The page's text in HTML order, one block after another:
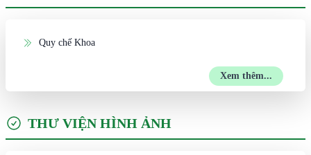
Quy chế Khoa
Xem thêm...
THƯ VIỆN HÌNH ẢNH